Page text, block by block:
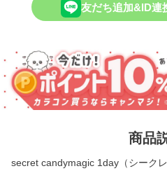
友だち追加&ID連
商品
secret candymagic 1day（シーク